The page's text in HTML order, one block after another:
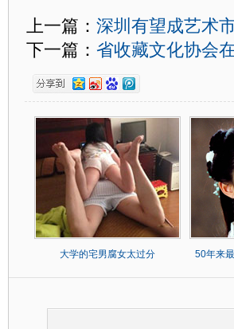
上一篇： 深圳有望成艺术
下一篇： 省收藏文化协会
大学的宅男腐女太过分 50年来